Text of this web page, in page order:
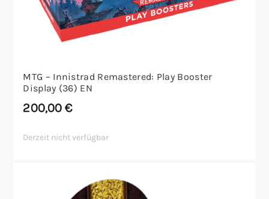
MTG – Innistrad Remastered: Play Booster
Display (36) EN
200,00€
Derzeit nicht verfügbar